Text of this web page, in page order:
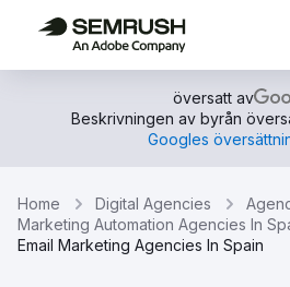
översatt av
Beskrivningen av byrån
Googles
Home Digital Agencies
Marketing Automation Agencies In
Email Marketing Agencies In Spain